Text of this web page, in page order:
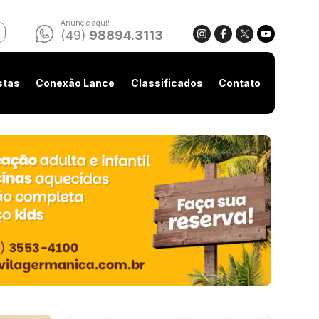
Anuncie aqui!
(49) 98894.3113
Conexão Lance Classificados Contato